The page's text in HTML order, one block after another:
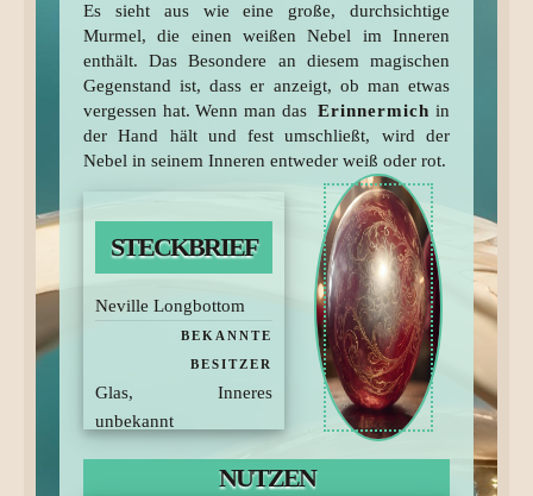
Es sieht aus wie eine große, durchsichtige
Murmel, die einen weißen Nebel im Inneren
enthält. Das Besondere an diesem magischen
Gegenstand ist, dass er anzeigt, ob man etwas
vergessen hat. Wenn man dasErinnermich in
der Hand hält und fest umschließt, wird der
Nebel in seinem Inneren entweder weiß oder rot.
STECKBRIEF
Neville Longbottom
BEKANNTE
BESITZER
Glas, Inneres
unbekannt
NUTZEN